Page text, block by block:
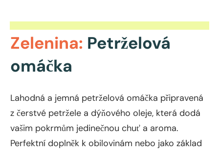
Zelenina: Petrželová
omáčka
Lahodná a jemná petrželová omáčka připravená
z čerstvé petržele a dýňového oleje, která dodá
vašim pokrmům jedinečnou chuť a aroma.
Perfektní doplněk k obilovinám nebo jako základ